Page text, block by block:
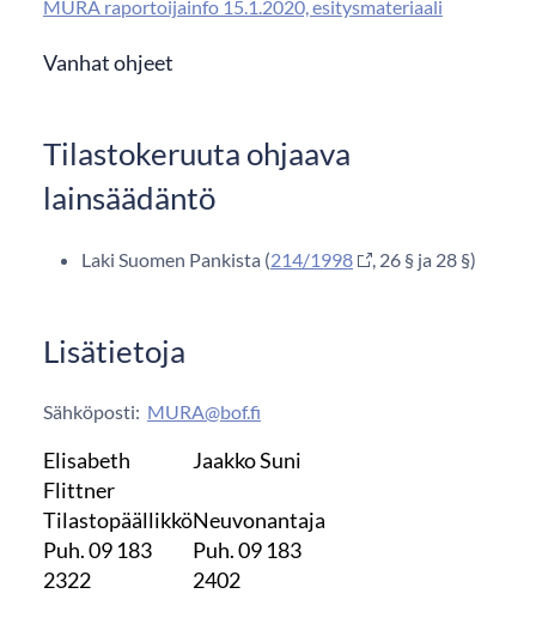
MURA raportoijainfo 15.1.2020, esitysmateriaali
Vanhat ohjeet
Tilastokeruuta ohjaava
lainsäädäntö
Laki Suomen Pankista (214/1998 , 26 § ja 28 §)
Lisätietoja
Sähköposti: MURA@bof.fi
Elisabeth
Flittner
Jaakko Suni
TilastopäällikköNeuvonantaja
Puh. 09 183
2322
Puh. 09 183
2402